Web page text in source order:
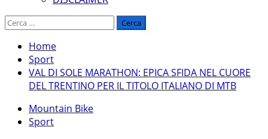
Ricerca
Home
Sport
VAL DI SOLE MARATHON: EPICA SFIDA NEL CUORE
DEL TRENTINO PER IL TITOLO ITALIANO DI MTB
Mountain Bike
Sport